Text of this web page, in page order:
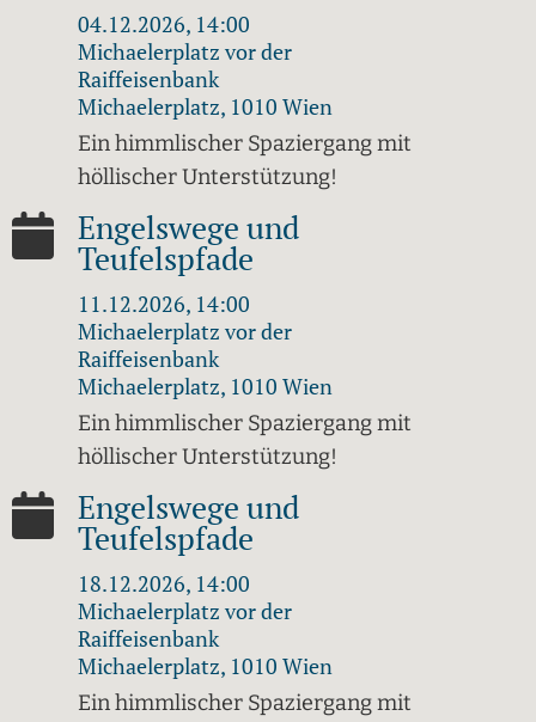
04.12.2026, 14:00
Michaelerplatz vor der
Raiffeisenbank
Michaelerplatz, 1010 Wien
Ein himmlischer Spaziergang mit
höllischer Unterstützung!
Engelswege und
Teufelspfade
11.12.2026, 14:00
Michaelerplatz vor der
Raiffeisenbank
Michaelerplatz, 1010 Wien
Ein himmlischer Spaziergang mit
höllischer Unterstützung!
Engelswege und
Teufelspfade
18.12.2026, 14:00
Michaelerplatz vor der
Raiffeisenbank
Michaelerplatz, 1010 Wien
Ein himmlischer Spaziergang mit